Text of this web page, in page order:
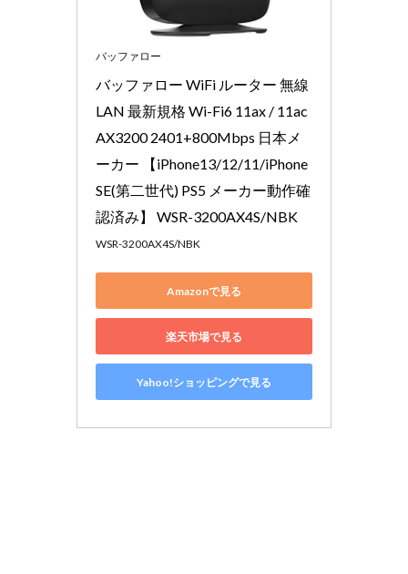
バッファロー
バッファロー WiFi ルーター 無線
LAN 最新規格 Wi-Fi6 11ax / 11ac
AX3200 2401+800Mbps 日本メ
ーカー 【iPhone13/12/11/iPhone
SE(第二世代) PS5 メーカー動作確
認済み】 WSR-3200AX4S/NBK
WSR-3200AX4S/NBK
Amazonで見る
楽天市場で見る
Yahoo!ショッピングで見る